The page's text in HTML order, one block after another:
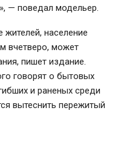
— поведал модельер.
население
вчетверо, может
пишет издание.
говорят о бытовых
и раненых среди
вытеснить пережитый